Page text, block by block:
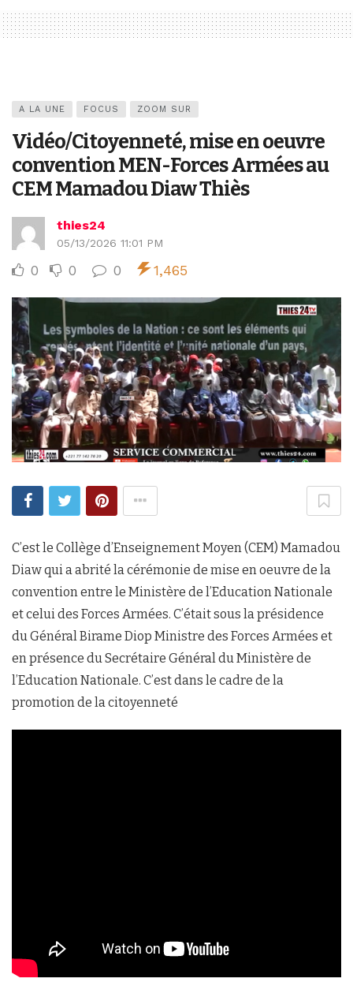
A LA UNE FOCUS ZOOM SUR
Vidéo/Citoyenneté, mise en oeuvre
convention MEN-Forces Armées au
CEM Mamadou Diaw Thiès
thies24
05/13/2026 11:01 PM
0 0 0 1,465
C’est le Collège d’Enseignement Moyen (CEM) Mamadou
Diaw qui a abrité la cérémonie de mise en oeuvre de la
convention entre le Ministère de l’Education Nationale
et celui des Forces Armées. C’était sous la présidence
du Général Birame Diop Ministre des Forces Armées et
en présence du Secrétaire Général du Ministère de
l’Education Nationale. C’est dans le cadre de la
promotion de la citoyenneté